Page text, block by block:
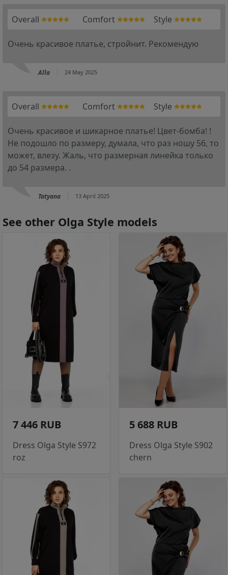
Overall Comfort Style
Очень красивое платье, стройнит. Рекомендую
Alla 24 May 2025
Overall Comfort Style
Очень красивое и шикарное платье! Цвет-бомба! !
Не подошло по размеру, думала, что раз ношу 56, то
может, влезу. Жаль, что размерная линейка только
до 54 размера. .
Tatyana 13 April 2025
See other Olga Style models
7 446 RUB
Dress Olga Style S972
roz
5 688 RUB
Dress Olga Style S902
chern